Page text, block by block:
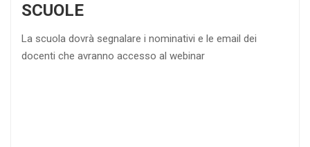
SCUOLE
La scuola dovrà segnalare i nominativi e le email dei
docenti che avranno accesso al webinar